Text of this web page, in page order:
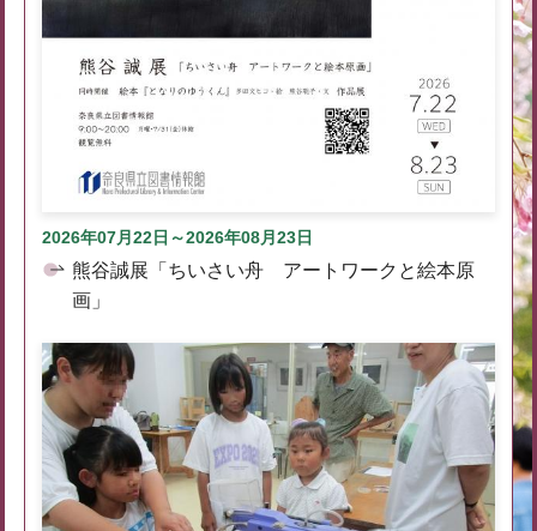
2026年07月22日～2026年08月23日
熊谷誠展「ちいさい舟 アートワークと絵本原
画」